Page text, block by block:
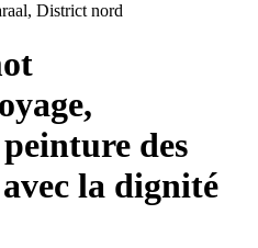
District nord
des
la dignité